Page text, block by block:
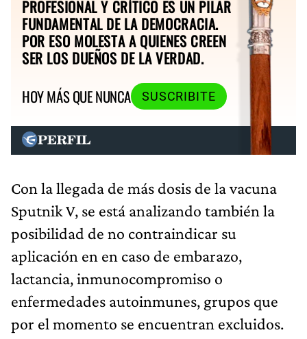
PROFESIONAL Y CRÍTICO ES UN PILAR
FUNDAMENTAL DE LA DEMOCRACIA.
POR ESO MOLESTA A QUIENES CREEN
SER LOS DUEÑOS DE LA VERDAD.
HOY MÁS QUE NUNCA
SUSCRIBITE
Con la llegada de más dosis de la vacuna
Sputnik V, se está analizando también la
posibilidad de no contraindicar su
aplicación en en caso de embarazo,
lactancia, inmunocompromiso o
enfermedades autoinmunes, grupos que
por el momento se encuentran excluidos.